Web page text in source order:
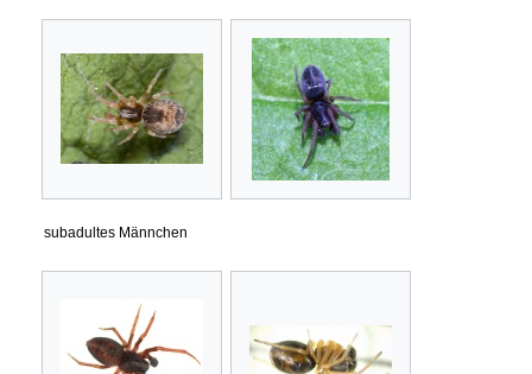
subadultes Männchen